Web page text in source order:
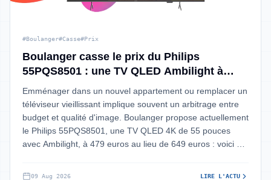
#Boulanger#Casse#Prix
Boulanger casse le prix du Philips
55PQS8501 : une TV QLED Ambilight à
moins de 480€
Emménager dans un nouvel appartement ou remplacer un
téléviseur vieillissant implique souvent un arbitrage entre
budget et qualité d'image. Boulanger propose actuellement
le Philips 55PQS8501, une TV QLED 4K de 55 pouces
avec Ambilight, à 479 euros au lieu de 649 euros : voici ce
09 Aug 2026 LIRE L'ACTU